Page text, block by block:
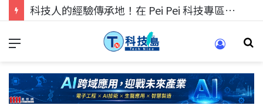
科技人找工作，就到TECH+ 科技專區!